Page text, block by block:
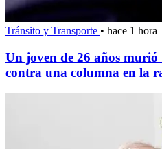
Tránsito y Transporte • hace 1 hora
Un joven de 26 años murió
contra una columna en la